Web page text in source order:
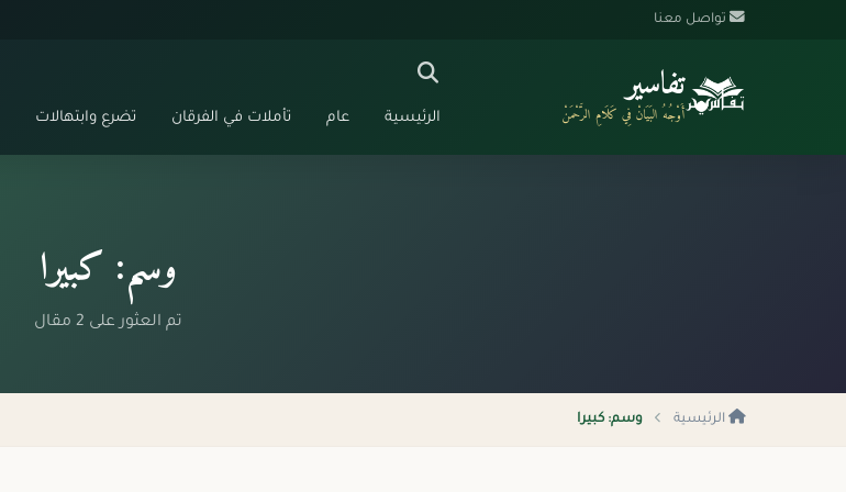
تواصل معنا
تفاسير
أَوْجُهُ البَيَانْ فِي كَلَامِ الرَّحْمَنْ الرئيسية عام تأملات في الفرقان تضرع وابتهالات
وسم: كبيرا
تم العثور على 2 مقال
الرئيسية وسم: كبيرا